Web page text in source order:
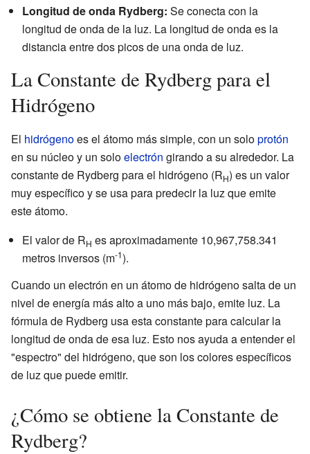
Longitud de onda Rydberg: Se conecta con la
longitud de onda de la luz. La longitud de onda es la
distancia entre dos picos de una onda de luz.
La Constante de Rydberg para el
Hidrógeno
El hidrógenoes el átomo más simple, con un soloprotón
en su núcleo y un soloelectrón girando a su alrededor. La
constante de Rydberg para el hidrógeno (RH) es un valor
muy específico y se usa para predecir la luz que emite
este átomo.
El valor de RH es aproximadamente 10,967,758.341
metros inversos (m-1).
Cuando un electrón en un átomo de hidrógeno salta de un
nivel de energía más alto a uno más bajo, emite luz. La
fórmula de Rydberg usa esta constante para calcular la
longitud de onda de esa luz. Esto nos ayuda a entender el
"espectro" del hidrógeno, que son los colores específicos
de luz que puede emitir.
¿Cómo se obtiene la Constante de
Rydberg?